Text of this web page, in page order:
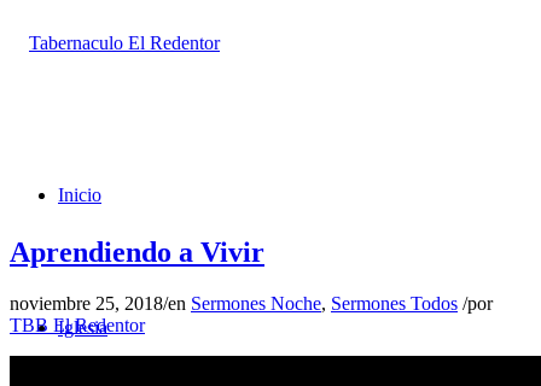
Inicio
Iglesia
Aprendiendo a Vivir
noviembre 25, 2018/en Sermones Noche, Sermones Todos /por
TBB El Redentor